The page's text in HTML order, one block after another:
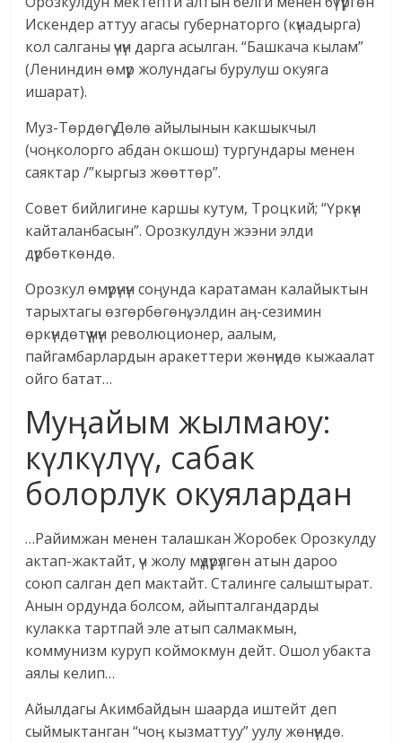
Искендер аттуу агасы губернаторго (күнадырга)
кол салганы үчүн дарга асылган. “Башкача кылам”
(Лениндин өмүр жолундагы бурулуш окуяга
ишарат).
Муз-Төрдөгү Дөлө айылынын какшыкчыл
(чоӊколорго абдан окшош) тургундары менен
саяктар /”кыргыз жөөттөр”.
Совет бийлигине каршы кутум, Троцкий; “Үркүн
кайталанбасын”. Орозкулдун жээни элди
дүрбөткөндө.
Орозкул өмүрүнүн соӊунда каратаман калайыктын
тарыхтагы өзгөрбөгөнү, элдин аӊ-сезимин
өркүндөтүү үчүн революционер, аалым,
пайгамбарлардын аракеттери жөнүндө кыжаалат
ойго батат…
Муӊайым жылмаюу:
күлкүлүү, сабак
болорлук окуялардан
…Райимжан менен талашкан Жоробек Орозкулду
актап-жактайт, үч жолу мүдүрүлгөн атын дароо
союп салган деп мактайт. Сталинге салыштырат.
Анын ордунда болсом, айыпталгандарды
кулакка тартпай эле атып салмакмын,
коммунизм куруп коймокмун дейт. Ошол убакта
аялы келип…
Айылдагы Акимбайдын шаарда иштейт деп
сыймыктанган “чоӊ кызматтуу” уулу жөнүндө.